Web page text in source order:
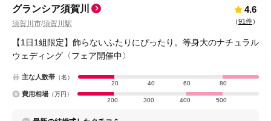
グランシア須賀川
須賀川市/須賀川駅
4.6
（91件）
【1日1組限定】飾らないふたりにぴったり。等身大のナチュラル
ウェディング〈フェア開催中〉
主な人数帯 （名）
20
40 60 80
費用相場 （万円）
200
300 400 500